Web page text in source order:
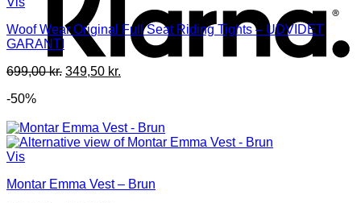
Woof Wear Original Full Seat Riding Tights – UDVIDET
GARANTI
699,00kr. Den
699,00 kr..
349,50 kr.
349,50 kr..
-50%
Vis
Montar Emma Vest – Brun